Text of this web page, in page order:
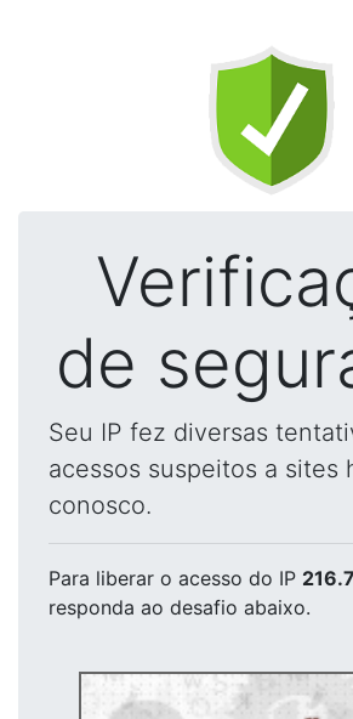
de
Seu IP fez diversas
acessos suspeitos a sites
conosco.
Para liberar o acesso do IP
responda ao desafio abaixo.